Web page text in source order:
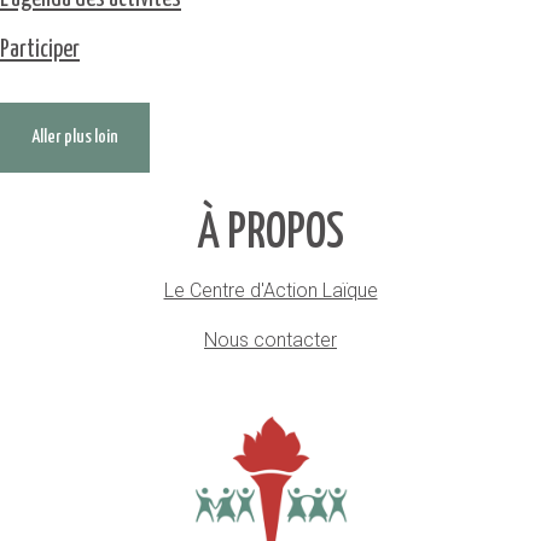
Participer
Aller plus loin
À PROPOS
Le Centre d'Action Laïque
Nous contacter